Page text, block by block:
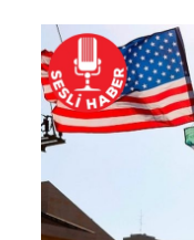
Gözler
Refah’ta”